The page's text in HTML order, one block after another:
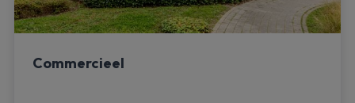
Commercieel